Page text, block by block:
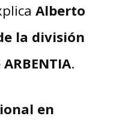
Alberto
la división
.
en